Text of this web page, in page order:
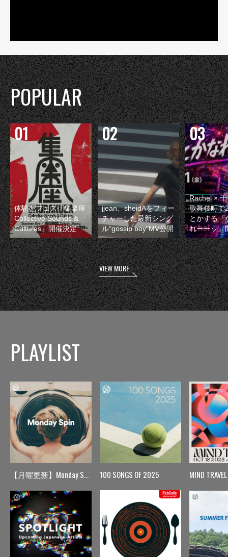
POPULAR
体験型フェス『集楽座
Collective Sounds &
Cultures』開催決定
jjean、sheidAをフィー
チャーした最新シング
ル“gossip boy”MV公開
Rachel ×
歌舞伎町で
とかする『
れーーッ』
VIEW MORE
PLAYLIST
【月曜更新】Monday Spin 100 SONGS OF 2025 MIND TRAVEL